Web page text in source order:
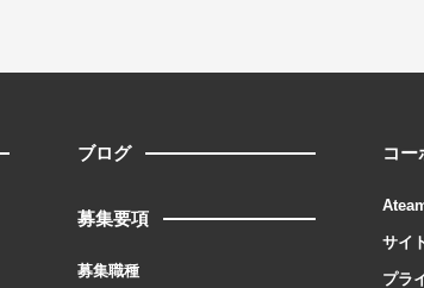
ブログ
募集要項
募集職種
コー
サイ
プラ